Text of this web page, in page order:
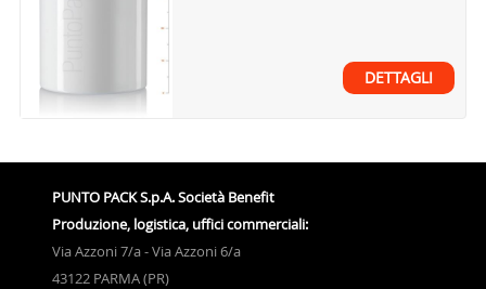
DETTAGLI
PUNTO PACK S.p.A. Società Benefit
Produzione, logistica, uffici commerciali:
Via Azzoni 7/a - Via Azzoni 6/a
43122 PARMA (PR)